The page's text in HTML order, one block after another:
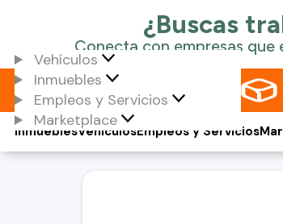
Vehículos
Inmuebles
Empleos y Servicios
Marketplace
Vehículos
Inmuebles Empleos y Servicios